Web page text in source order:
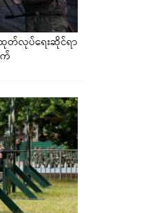
ထုတ်လုပ်ရေးဆိုင်ရာ
က်